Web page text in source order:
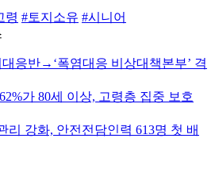
령 #토지소유 #시니어
응반→‘폭염대응 비상대책본부’ 격
가 80세 이상, 고령층 집중 보호
리 강화, 안전전담인력 613명 첫 배